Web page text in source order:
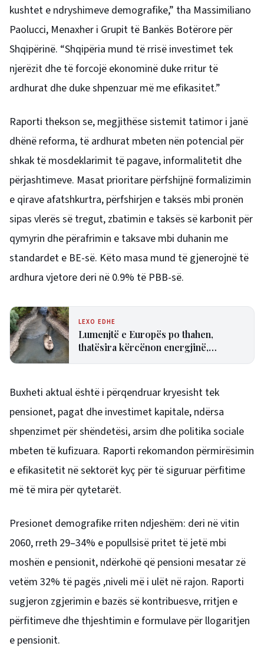
kushtet e ndryshimeve demografike,” tha Massimiliano
Paolucci, Menaxher i Grupit të Bankës Botërore për
Shqipërinë. “Shqipëria mund të rrisë investimet tek
njerëzit dhe të forcojë ekonominë duke rritur të
ardhurat dhe duke shpenzuar më me efikasitet.”
Raporti thekson se, megjithëse sistemit tatimor i janë
dhënë reforma, të ardhurat mbeten nën potencial për
shkak të mosdeklarimit të pagave, informalitetit dhe
përjashtimeve. Masat prioritare përfshijnë formalizimin
e qirave afatshkurtra, përfshirjen e taksës mbi pronën
sipas vlerës së tregut, zbatimin e taksës së karbonit për
qymyrin dhe përafrimin e taksave mbi duhanin me
standardet e BE-së. Këto masa mund të gjenerojnë të
ardhura vjetore deri në 0.9% të PBB-së.
LEXO EDHE
Lumenjtë e Europës po thahen,
thatësira kërcënon energjinë,
Buxheti aktual është i përqendruar kryesisht tek
pensionet, pagat dhe investimet kapitale, ndërsa
shpenzimet për shëndetësi, arsim dhe politika sociale
mbeten të kufizuara. Raporti rekomandon përmirësimin
e efikasitetit në sektorët kyç për të siguruar përfitime
më të mira për qytetarët.
Presionet demografike rriten ndjeshëm: deri në vitin
2060, rreth 29–34% e popullsisë pritet të jetë mbi
moshën e pensionit, ndërkohë që pensioni mesatar zë
vetëm 32% të pagës ,niveli më i ulët në rajon. Raporti
sugjeron zgjerimin e bazës së kontribuesve, rritjen e
përfitimeve dhe thjeshtimin e formulave për llogaritjen
e pensionit.